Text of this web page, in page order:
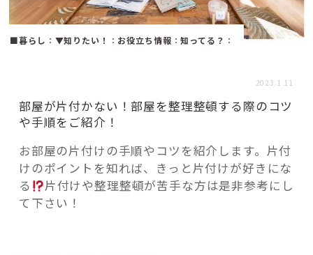
HAREL HAREL
活用事例
「モノ」
fleXe リノベ事例
「ひと」
■暮らし ： ▼知りたい！ ： お役立ち情報 ：知ってる？ ：
2023.1.11
部屋が片付かない！部屋を整理整頓する際のコツ
や手順をご紹介！
お部屋の片付けの手順やコツを紹介します。片付
けのポイントを知れば、きっと片付けが好きにな
る
片付けや整理整頓が苦手な方は是非参考にし
て下さい！